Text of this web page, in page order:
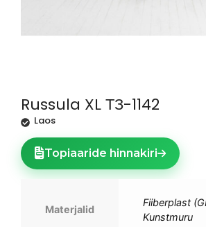
Russula XL ТЗ-1142
Laos
Topiaaride hinnakiri
Materjalid
Fiiberplast
Kunstmuru